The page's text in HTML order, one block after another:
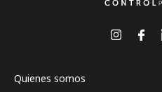
Quienes somos